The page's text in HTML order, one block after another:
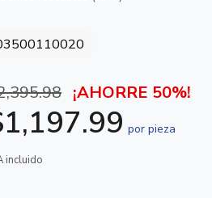
¡AHORRE 50%!
por pieza
incluido